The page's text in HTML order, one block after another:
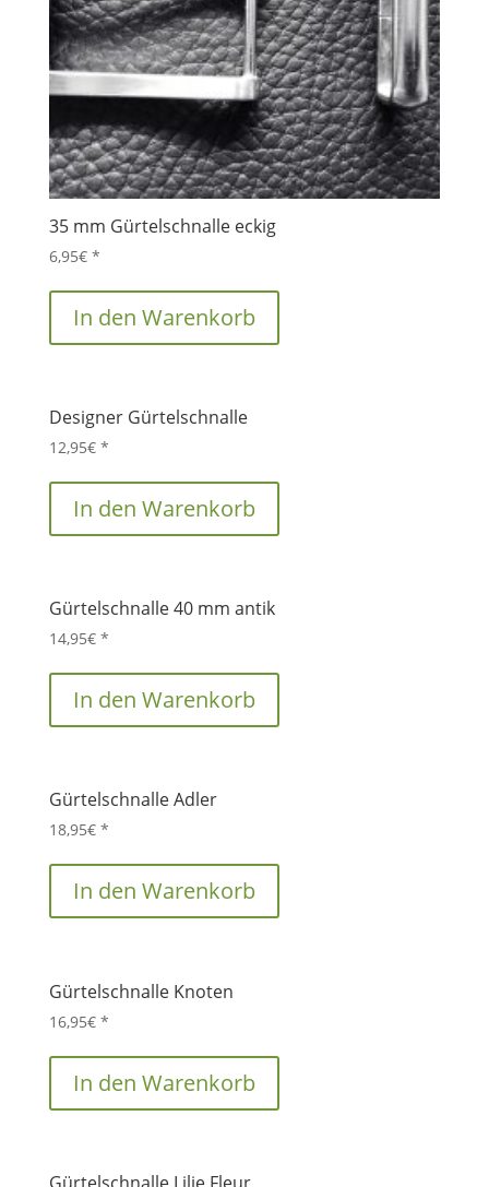
35 mm Gürtelschnalle eckig
6,95€ *
In den Warenkorb
Designer Gürtelschnalle
12,95€ *
In den Warenkorb
Gürtelschnalle 40 mm antik
14,95€ *
In den Warenkorb
Gürtelschnalle Adler
18,95€ *
In den Warenkorb
Gürtelschnalle Knoten
16,95€ *
In den Warenkorb